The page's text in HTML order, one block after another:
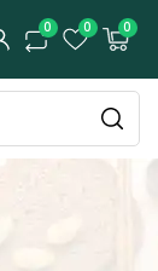
0
0
0